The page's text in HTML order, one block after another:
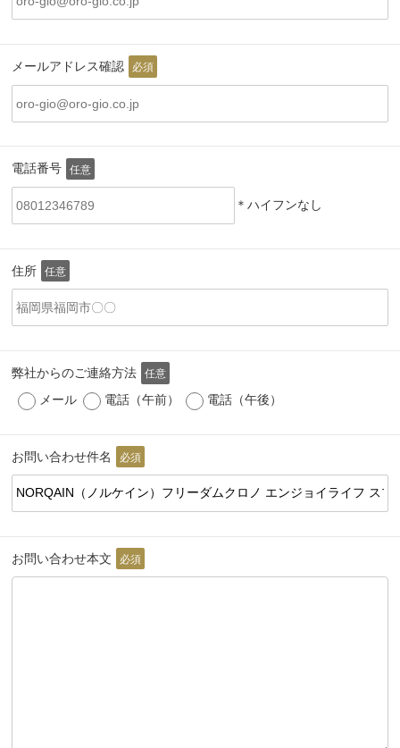
メールアドレス確認 必須
電話番号 任意
＊ハイフンなし
住所 任意
弊社からのご連絡方法 任意
メール 電話（午前） 電話（午後）
お問い合わせ件名 必須
お問い合わせ本文 必須